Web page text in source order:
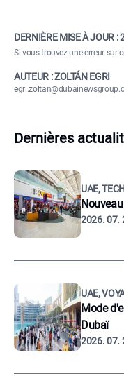
DERNIÈRE MISE À JOUR :
Si vous trouvez une erreur sur
AUTEUR : ZOLTÁN EGRI
Dernières
UAE,
2026. 07.
UAE,
Mode
Dubaï
2026. 07.